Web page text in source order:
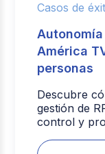
Casos de
América
personas
Descubre
gestión de
control y